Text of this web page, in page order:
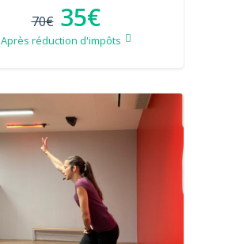
70€ 35€
Après réduction d'impôts